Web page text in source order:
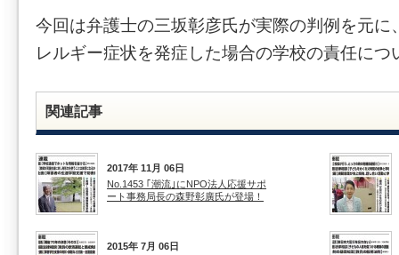
今回は弁護士の三坂彰彦氏が実際の判例を元に
レルギー症状を発症した場合の学校の責任につ
関連記事
2017年 11月 06日
No.1453 ｢潮流｣にNPO法人応援サポ
ート事務局長の森野彰廣氏が登場！
2015年 7月 06日